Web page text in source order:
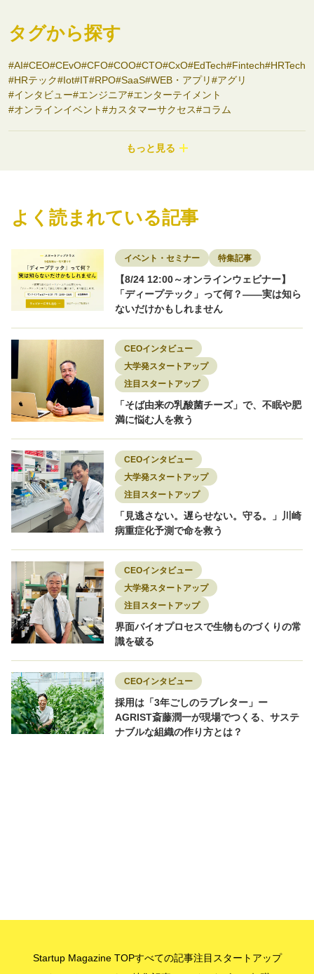
タグから探す
AI CEO CEvO CFO COO CTO CxO EdTech Fintech
HRTech
HRテック
Iot IT RPO SaaS WEB・アプリ
アグリ
インタビュー
エンジニア
エンターテイメント
オンラインイベント
カスタマーサクセス
コラム
バイオ フード
地域を盛り上げる 地方スタートアップ 地方創生
大学発スタートアップ
女性限定 宇宙 導入事例
環境エネルギー
研究者 研究開発 素材 脱炭素
転職
転職者インタビュー
もっと見る
よく読まれている記事
イベント・セミナー 特集記事
【8/24 12:00～オンラインウェビナー】
「ディープテック」って何？——実は知ら
ないだけかもしれません
CEOインタビュー
大学発スタートアップ
注目スタートアップ
「そば由来の乳酸菌チーズ」で、不眠や肥
満に悩む人を救う
CEOインタビュー
大学発スタートアップ
注目スタートアップ
「見逃さない。遅らせない。守る。」川崎
病重症化予測で命を救う
CEOインタビュー
大学発スタートアップ
注目スタートアップ
界面バイオプロセスで生物ものづくりの常
識を破る
CEOインタビュー
採用は「3年ごしのラブレター」ー
AGRIST斎藤潤一が現場でつくる、サステ
ナブルな組織の作り方とは？
Startup Magazine TOPすべての記事注目スタートアップ